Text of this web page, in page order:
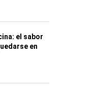
el sabor
en